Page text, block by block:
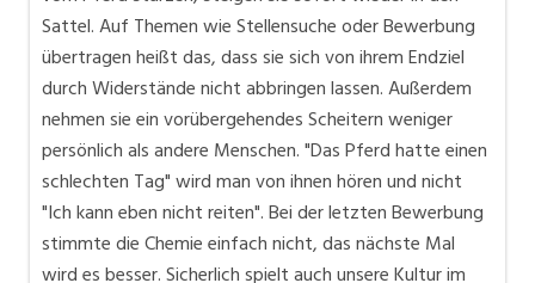
Sattel. Auf Themen wie Stellensuche oder Bewerbung
übertragen heißt das, dass sie sich von ihrem Endziel
durch Widerstände nicht abbringen lassen. Außerdem
nehmen sie ein vorübergehendes Scheitern weniger
persönlich als andere Menschen. "Das Pferd hatte einen
schlechten Tag" wird man von ihnen hören und nicht
"Ich kann eben nicht reiten". Bei der letzten Bewerbung
stimmte die Chemie einfach nicht, das nächste Mal
wird es besser. Sicherlich spielt auch unsere Kultur im